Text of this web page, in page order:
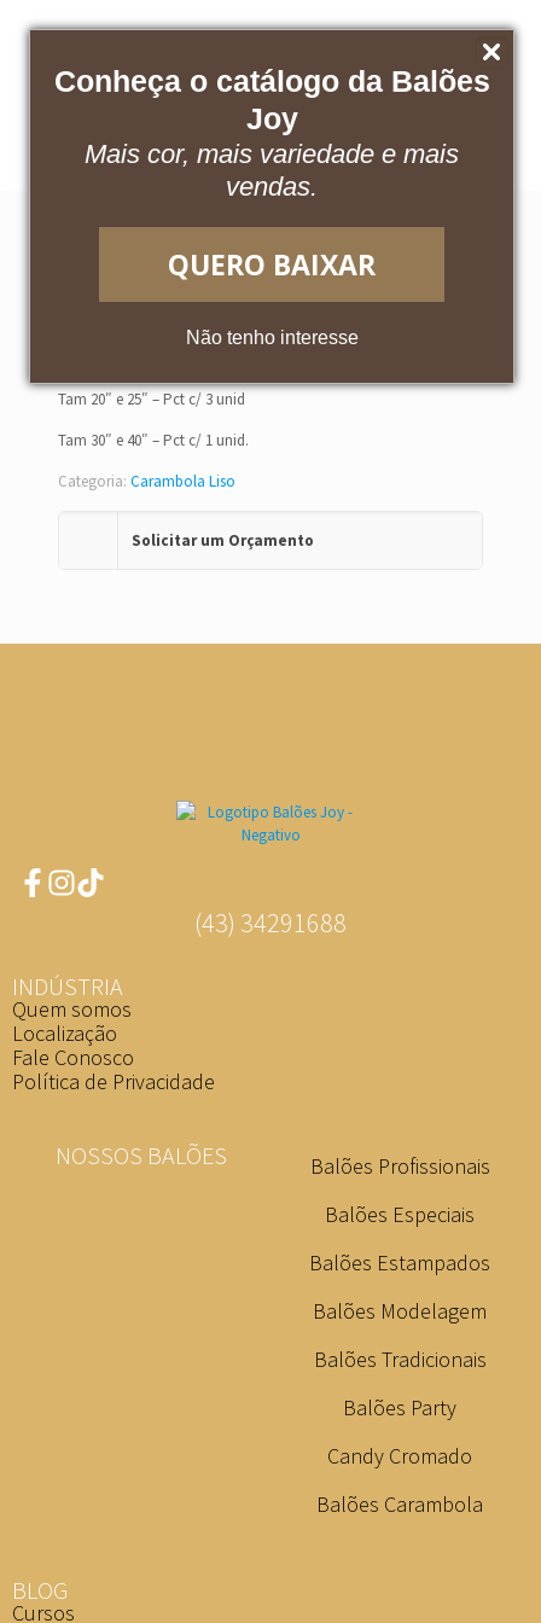
Conheça o catálogo da Balões
Joy
Mais cor, mais variedade e mais
vendas.
QUERO BAIXAR
Não tenho interesse
Baixe nosso catálogo Acesse o App
LARANJA
Tam 20″ e 25″ – Pct c/ 3 unid
Tam 30″ e 40″ – Pct c/ 1 unid.
Categoria: Carambola Liso
Solicitar um Orçamento
(43) 34291688
INDÚSTRIA
Quem somos
Localização
Fale Conosco
Política de Privacidade
NOSSOS BALÕES
Balões Profissionais
Balões Especiais
Balões Estampados
Balões Modelagem
Balões Tradicionais
Balões Party
Candy Cromado
Balões Carambola
BLOG
Cursos